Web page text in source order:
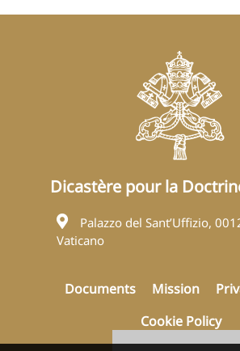
Dicastère pour la
Palazzo del Sant’Uffizio,
Vaticano
Documents Mission
Cookie Policy